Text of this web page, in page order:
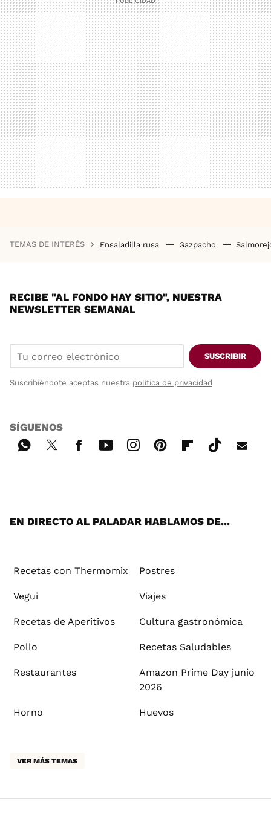
TEMAS DE INTERÉS Ensaladilla rusa Gazpacho
RECIBE "AL FONDO HAY SITIO", NUESTRA
NEWSLETTER SEMANAL
SUSCRIBIR
Suscribiéndote aceptas nuestra política de privacidad
SÍGUENOS
EN DIRECTO AL PALADAR HABLAMOS DE...
Recetas con Thermomix Postres
Vegui Viajes
Recetas de Aperitivos Cultura gastronómica
Pollo Recetas Saludables
Restaurantes
Amazon Prime Day junio
2026
Horno Huevos
VER MÁS TEMAS